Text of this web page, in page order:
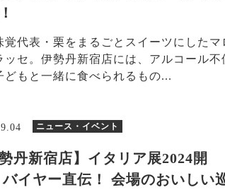
覚代表・栗をまるごとスイーツにしたマ
ッセ。伊勢丹新宿店には、アルコール不
どもと一緒に食べられるもの...
ニュース・イベント
勢丹新宿店】イタリア展2024開
イヤー直伝！ 会場のおいしい